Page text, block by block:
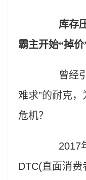
库存
霸主开始“掉价
曾经引
难求”的耐克
危机？
2017年
DTC(直面消